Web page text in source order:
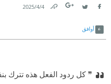
4‏/4‏/2025
أوافق
❞ كل ردود الفعل هذه تترك